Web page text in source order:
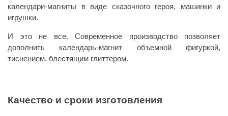
календари-магниты в виде сказочного героя, машинки и
игрушки.
И это не все. Современное производство позволяет
дополнить календарь-магнит объемной фигуркой,
тиснением, блестящим глиттером.
Качество и сроки изготовления